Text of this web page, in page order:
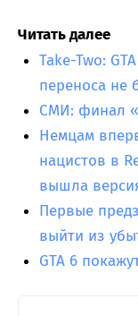
Читать далее
Take-Two:
переноса не
СМИ: финал
Немцам
нацистов в
вышла
Первые
выйти из
GTA 6